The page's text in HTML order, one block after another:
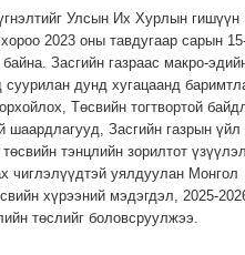
Улсын Их Хурлын гишүүн
2023 оны тавдугаар сарын
Засгийн газраас макро-
дунд хугацаанд
Төсвийн тогтвортой
шаардлагууд, Засгийн газрын үйл
тэнцлийн зорилтот
чиглэлүүдтэй уялдуулан Монгол
хүрээний мэдэгдэл, 2025-
төслийг боловсруулжээ.